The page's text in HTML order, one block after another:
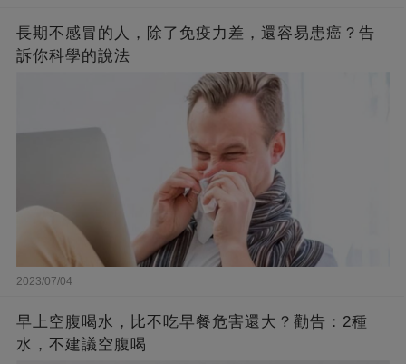
長期不感冒的人，除了免疫力差，還容易患癌？告
訴你科學的說法
2023/07/04
早上空腹喝水，比不吃早餐危害還大？勸告：2種
水，不建議空腹喝